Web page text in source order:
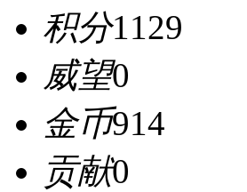
积分1129
威望0
金币914
贡献0